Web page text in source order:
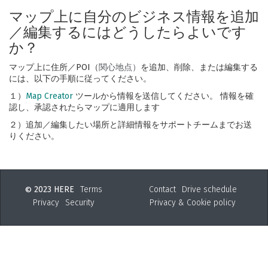
マップ上に自分のビジネス情報を追加
／編集するにはどうしたらよいです
か？
マップ上に住所／POI（関心地点） を追加、削除、または編集する
には、以下の手順に従ってください。
１） Map Creator ツールから情報を送信してください。 情報を確
認し、承認されたらマップに適用します
２）追加／編集したい場所と詳細情報をサポートチームまでお送
りください。
© 2023 HERE
Terms
Privacy
Security
Contact
Drive schedule
Privacy & Cookie policy